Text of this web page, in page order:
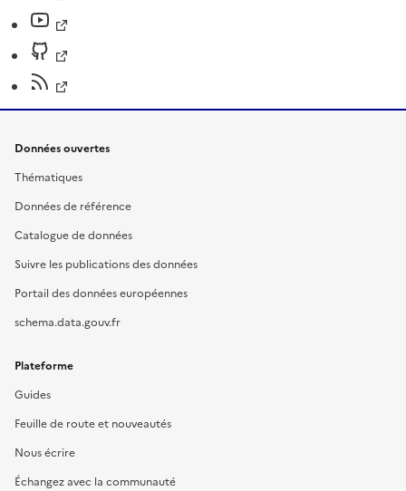
Données ouvertes
Thématiques
Données de référence
Catalogue de données
Suivre les publications des données
Portail des données européennes
schema.data.gouv.fr
Plateforme
Guides
Feuille de route et nouveautés
Nous écrire
Échangez avec la communauté